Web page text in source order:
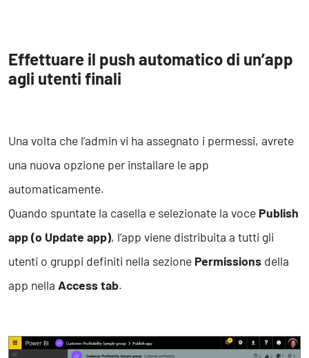
Effettuare il push automatico di un’app
agli utenti finali
Una volta che l’admin vi ha assegnato i permessi, avrete
una nuova opzione per installare le app
automaticamente.
Quando spuntate la casella e selezionate la voce Publish
app (o Update app), l’app viene distribuita a tutti gli
utenti o gruppi definiti nella sezione Permissions della
app nella Access tab.